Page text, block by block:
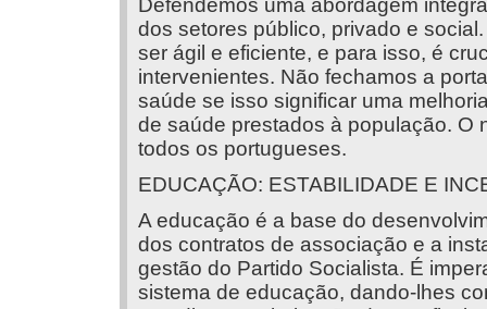
Defendemos uma abordagem
dos setores público, privado e
ser ágil e eficiente, e para isso, é
intervenientes. Não fechamos a
saúde se isso significar uma
de saúde prestados à população. O
todos os portugueses.
EDUCAÇÃO: ESTABILIDADE E
A educação é a base do
dos contratos de associação e a
gestão do Partido Socialista. É
sistema de educação, dando-lhes